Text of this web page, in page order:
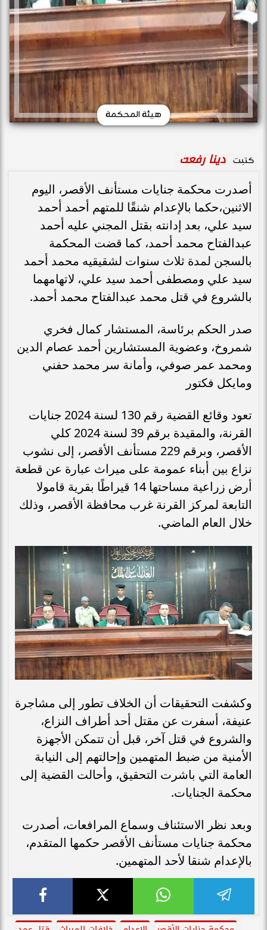
هيئة المحكمة
كتبت دينا رفعت
أصدرت محكمة جنايات مستأنف الأقصر، اليوم
الاثنين،حكما بالإعدام شنقًا للمتهم أحمد أحمد
سيد علي، بعد إدانته بقتل المجني عليه أحمد
عبدالفتاح محمد أحمد، كما قضت المحكمة
بالسجن لمدة ثلاث سنوات لشقيقيه محمد أحمد
سيد علي ومصطفى أحمد سيد علي، لاتهامهما
بالشروع في قتل محمد عبدالفتاح محمد أحمد.
صدر الحكم برئاسة، المستشار كمال فخري
شمروخ، وعضوية المستشارين أحمد عصام الدين
ومحمد عمر صوفي، وأمانة سر محمد حفني
ومايكل فكتور
تعود وقائع القضية رقم 130 لسنة 2024 جنايات
القرنة، والمقيدة برقم 39 لسنة 2024 كلي
الأقصر، وبرقم 229 مستأنف الأقصر، إلى نشوب
نزاع بين أبناء عمومة على ميراث عبارة عن قطعة
أرض زراعية مساحتها 14 قيراطًا بقرية قامولا
التابعة لمركز القرنة غرب محافظة الأقصر، وذلك
خلال العام الماضي.
وكشفت التحقيقات أن الخلاف تطور إلى مشاجرة
عنيفة، أسفرت عن مقتل أحد أطراف النزاع،
والشروع في قتل آخر، قبل أن تتمكن الأجهزة
الأمنية من ضبط المتهمين وإحالتهم إلى النيابة
العامة التي باشرت التحقيق، وأحالت القضية إلى
محكمة الجنايات.
وبعد نظر الاستئناف وسماع المرافعات، أصدرت
محكمة جنايات مستأنف الأقصر حكمها المتقدم،
بالإعدام شنقا لأحد المتهمين.